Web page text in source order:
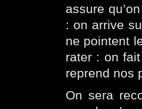
assure
: on arrive
ne pointent
rater : on
reprend nos
On sera